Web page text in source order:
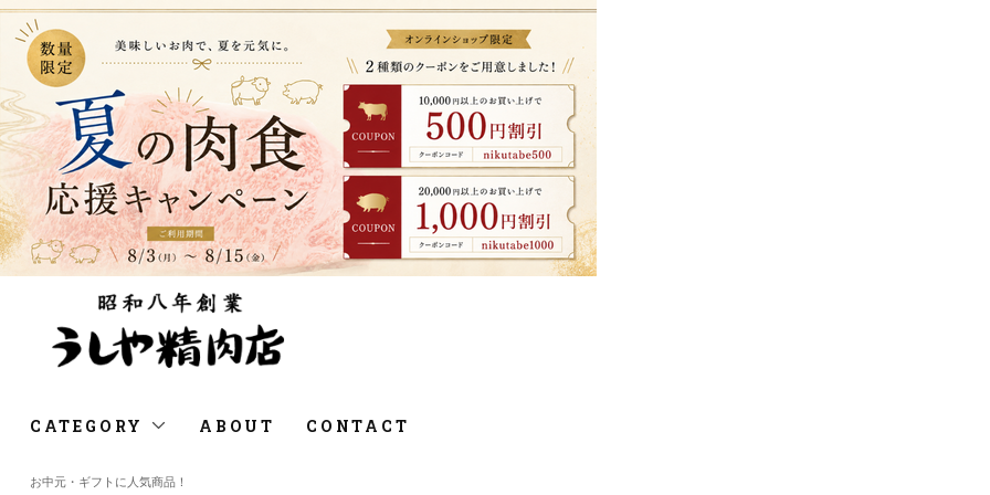
CATEGORY ABOUT CONTACT
お中元・ギフトに人気商品！